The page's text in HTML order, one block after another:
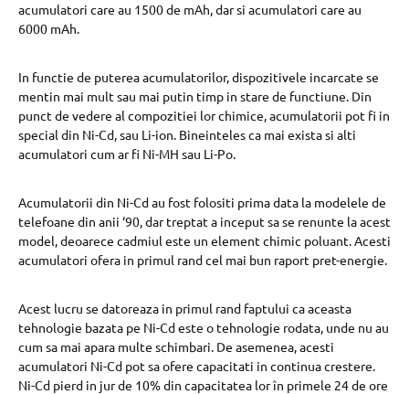
acumulatori care au 1500 de mAh, dar si acumulatori care au
6000 mAh.
In functie de puterea acumulatorilor, dispozitivele incarcate se
mentin mai mult sau mai putin timp in stare de functiune. Din
punct de vedere al compozitiei lor chimice, acumulatorii pot fi in
special din Ni-Cd, sau Li-ion. Bineinteles ca mai exista si alti
acumulatori cum ar fi Ni-MH sau Li-Po.
Acumulatorii din Ni-Cd au fost folositi prima data la modelele de
telefoane din anii ‘90, dar treptat a inceput sa se renunte la acest
model, deoarece cadmiul este un element chimic poluant. Acesti
acumulatori ofera in primul rand cel mai bun raport pret-energie.
Acest lucru se datoreaza in primul rand faptului ca aceasta
tehnologie bazata pe Ni-Cd este o tehnologie rodata, unde nu au
cum sa mai apara multe schimbari. De asemenea, acesti
acumulatori Ni-Cd pot sa ofere capacitati in continua crestere.
Ni-Cd pierd in jur de 10% din capacitatea lor în primele 24 de ore